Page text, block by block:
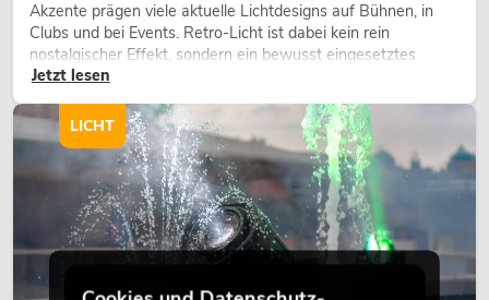
No. 10006874
Bestand reicht ca. 12 Wo.
199,00€
Akzente prägen viele aktuelle Lichtdesigns auf Bühnen, in
Clubs und bei Events. Retro-Licht ist dabei kein rein
nostalgischer Effekt, sondern ein bewusst eingesetztes
Gestaltungsmittel: Es schafft Atmosphäre, gibt Szenen
wirken lassen.
Jetzt lesen
LICHT